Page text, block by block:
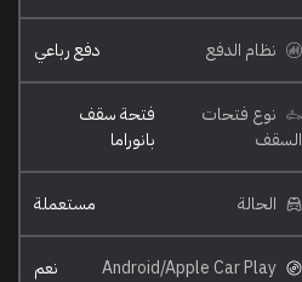
نظام الدفع دفع رباعي
نوع فتحات
السقف
فتحة سقف
بانوراما
الحالة مستعملة
نعم